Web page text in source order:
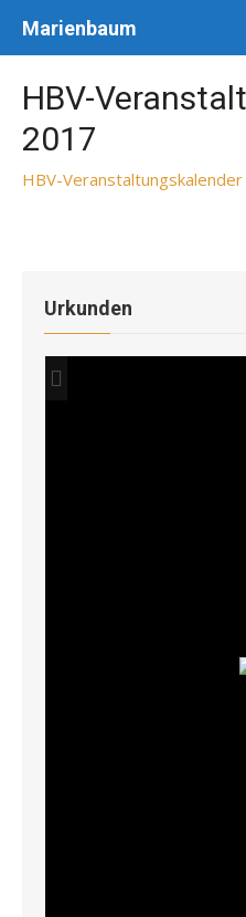
Marienbaum
HBV-
2017
HBV-
Urkunden